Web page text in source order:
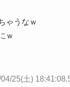
ゃうなｗ
ｗ
25(土)